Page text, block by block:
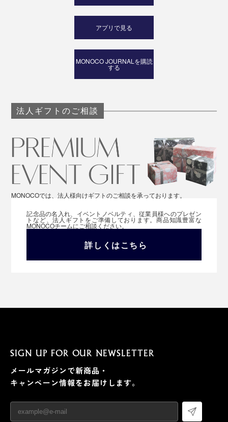
アプリで見る
MONOCO JOURNALを購読
する
法人ギフトのご相談
MONOCOでは、法人様向けギフトのご相談を承っております。
記念品の名入れ、イベントノベルティ、従業員様へのプレゼン
トなど、法人ギフトをご準備しております。商品知識豊富な
MONOCOチームにご相談ください。
詳しくはこちら
SIGN UP FOR OUR NEWSLETTER
メールマガジンで新商品・
キャンペーン情報をお届けします。